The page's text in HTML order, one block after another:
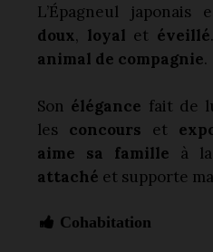
L’Épagneul japonais
doux, loyal et éveillé
animal de compagnie.
Son élégance fait de
les concours et
aime sa famille à
attaché et supporte
Cohabitation